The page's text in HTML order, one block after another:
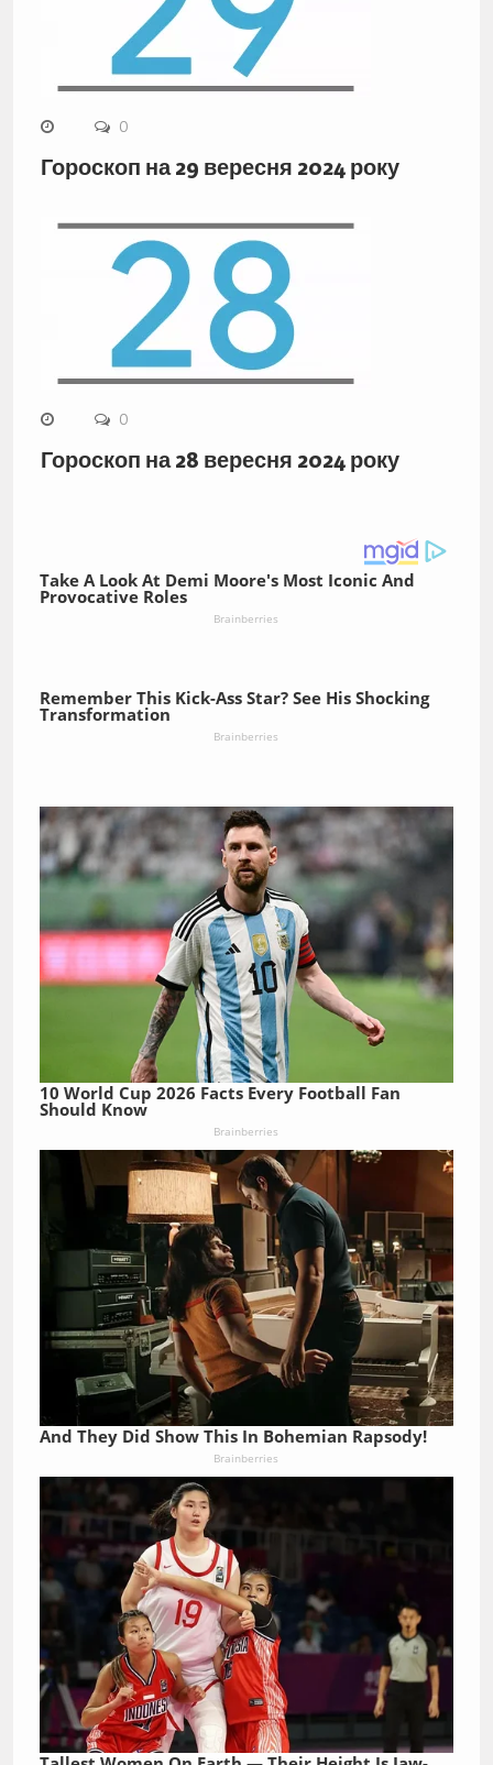
0
Гороскоп на 29 вересня 2024 року
0
Гороскоп на 28 вересня 2024 року
Take A Look At Demi Moore's Most Iconic And
Provocative Roles
Brainberries
Remember This Kick-Ass Star? See His Shocking
Transformation
Brainberries
10 World Cup 2026 Facts Every Football Fan
Should Know
Brainberries
And They Did Show This In Bohemian Rapsody!
Brainberries